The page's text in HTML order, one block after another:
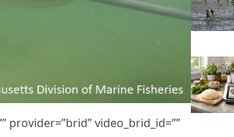
provider=”brid” video_brid_id=””